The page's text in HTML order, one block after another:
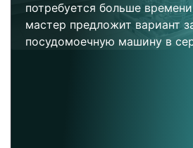
потребуется больше
мастер предложит вариант
посудомоечную машину в